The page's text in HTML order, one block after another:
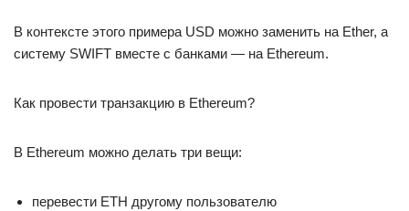
В контексте этого примера USD можно заменить на Ether, а
систему SWIFT вместе с банками — на Ethereum.
Как провести транзакцию в Ethereum?
В Ethereum можно делать три вещи:
перевести ETH другому пользователю